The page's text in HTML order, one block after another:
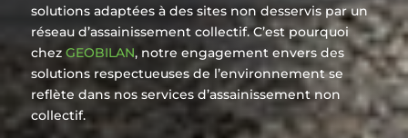
solutions adaptées à des sites non desservis par un
réseau d’assainissement collectif. C’est pourquoi
chez GEOBILAN, notre engagement envers des
solutions respectueuses de l’environnement se
reflète dans nos services d’assainissement non
collectif.